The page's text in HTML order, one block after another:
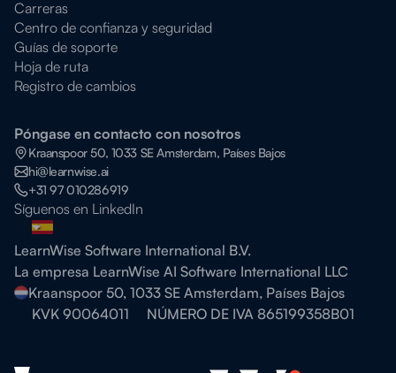
Carreras
Centro de confianza y seguridad
Guías de soporte
Hoja de ruta
Registro de cambios
Póngase en contacto con nosotros
Kraanspoor 50, 1033 SE Amsterdam, Países Bajos
hi@learnwise.ai
+31 97 010286919
Síguenos en LinkedIn
LearnWise Software International B.V.
La empresa LearnWise AI Software International LLC
Kraanspoor 50, 1033 SE Amsterdam, Países Bajos
KVK 90064011
NÚMERO DE IVA 865199358B01